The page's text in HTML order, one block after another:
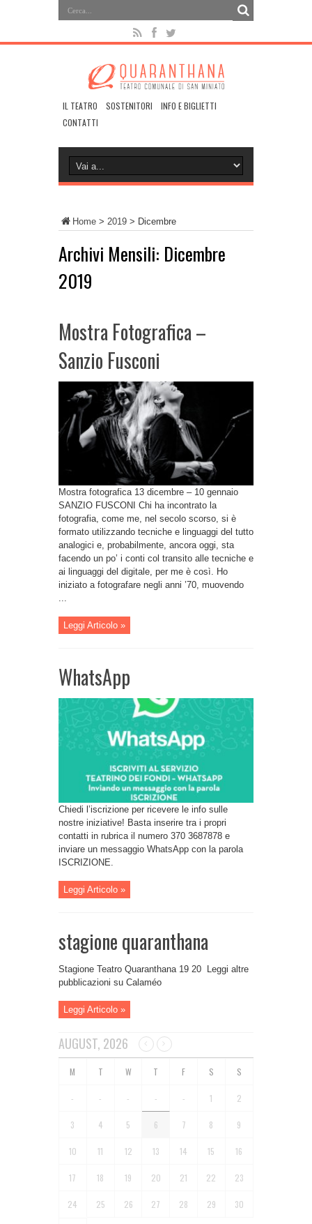
IL TEATRO SOSTENITORI
INFO E BIGLIETTI
CONTATTI
Home > 2019 > Dicembre
Archivi Mensili: Dicembre
2019
Mostra Fotografica –
Sanzio Fusconi
Mostra fotografica 13 dicembre – 10 gennaio
SANZIO FUSCONI Chi ha incontrato la
fotografia, come me, nel secolo scorso, si è
formato utilizzando tecniche e linguaggi del tutto
analogici e, probabilmente, ancora oggi, sta
facendo un po’ i conti col transito alle tecniche e
ai linguaggi del digitale, per me è così. Ho
iniziato a fotografare negli anni ’70, muovendo
...
Leggi Articolo »
WhatsApp
Chiedi l’iscrizione per ricevere le info sulle
nostre iniziative! Basta inserire tra i propri
contatti in rubrica il numero 370 3687878 e
inviare un messaggio WhatsApp con la parola
ISCRIZIONE.
Leggi Articolo »
stagione quaranthana
Stagione Teatro Quaranthana 19 20 Leggi altre
pubblicazioni su Calaméo
Leggi Articolo »
AUGUST, 2026
- - - - - 1 2
3 4 5 6 7 8 9
10 11 12 13 14 15 16
17 18 19 20 21 22 23
24 25 26 27 28 29 30